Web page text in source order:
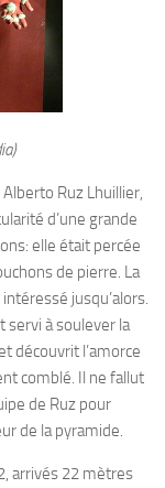
Ruz Lhuillier,
d’une grande
elle était percée
de pierre. La
jusqu’alors.
servi à soulever la
découvrit l’amorce
comblé. Il ne fallut
de Ruz pour
de la pyramide.
arrivés 22 mètres